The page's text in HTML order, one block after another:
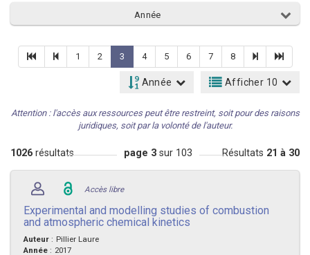
Année
1 2 3 4 5 6 7 8
Année Afficher 10
Attention : l'accès aux ressources peut être restreint, soit pour des raisons
juridiques, soit par la volonté de l'auteur.
1026 résultats page 3 sur 103 Résultats 21 à 30
Accès libre
Experimental and modelling studies of combustion
and atmospheric chemical kinetics
Auteur : Pillier Laure
Année : 2017